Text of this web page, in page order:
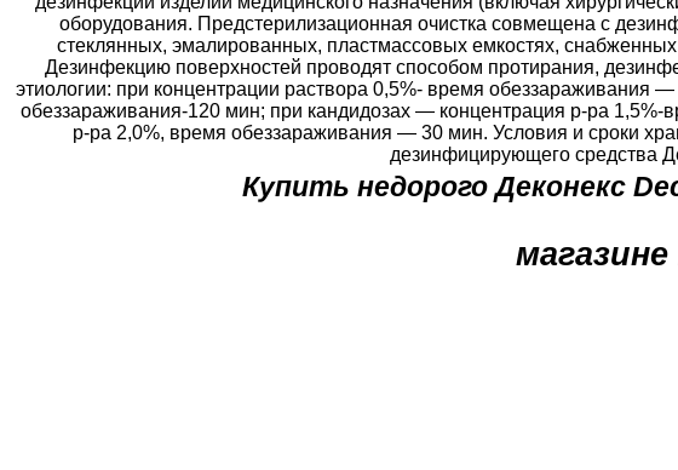
оборудования. Предстерилизационная очистка совмещена с
стеклянных, эмалированных, пластмассовых емкостях,
Дезинфекцию поверхностей проводят способом протирания,
этиологии: при концентрации раствора 0,5%- время обеззараживания
обеззараживания-120 мин; при кандидозах — концентрация р-ра
р-ра 2,0%, время обеззараживания — 30 мин. Условия и сроки
дезинфицирующего средства
Купить недорого Деконекс